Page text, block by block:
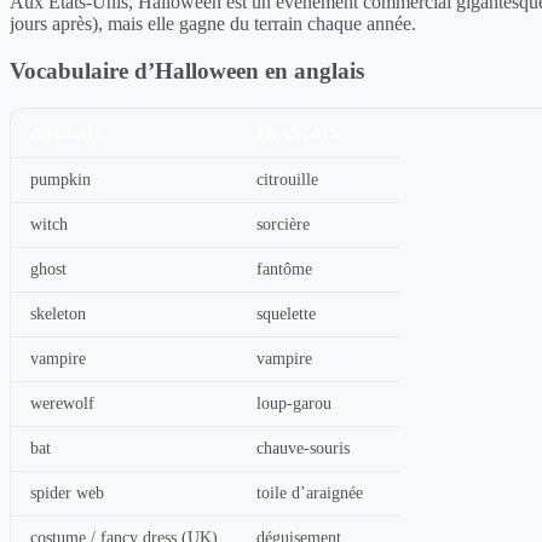
jours après), mais elle gagne du terrain chaque année.
Vocabulaire d’Halloween en anglais
pumpkin citrouille
witch sorcière
ghost fantôme
skeleton squelette
vampire vampire
werewolf loup-garou
bat chauve-souris
spider web toile d’araignée
costume / fancy dress (UK) déguisement